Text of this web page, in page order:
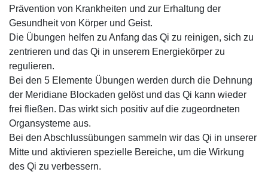
Prävention von Krankheiten und zur Erhaltung der
Gesundheit von Körper und Geist.
Die Übungen helfen zu Anfang das Qi zu reinigen, sich zu
zentrieren und das Qi in unserem Energiekörper zu
regulieren.
Bei den 5 Elemente Übungen werden durch die Dehnung
der Meridiane Blockaden gelöst und das Qi kann wieder
frei fließen. Das wirkt sich positiv auf die zugeordneten
Organsysteme aus.
Bei den Abschlussübungen sammeln wir das Qi in unserer
Mitte und aktivieren spezielle Bereiche, um die Wirkung
des Qi zu verbessern.